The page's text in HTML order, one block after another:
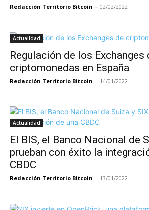
Redacción Territorio Bitcoin - 02/02/2022
Actualidad
Regulación de los Exchanges
criptomonedas en España
Redacción Territorio Bitcoin - 14/01/2022
Actualidad
El BIS, el Banco Nacional de
prueban con éxito la
CBDC
Redacción Territorio Bitcoin - 13/01/2022